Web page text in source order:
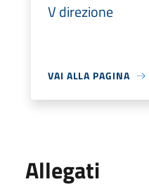
V direzione
VAI ALLA PAGINA
Allegati